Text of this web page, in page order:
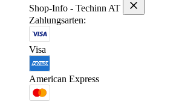
Shop-Info - Techinn AT
Zahlungsarten:
Visa
American Express